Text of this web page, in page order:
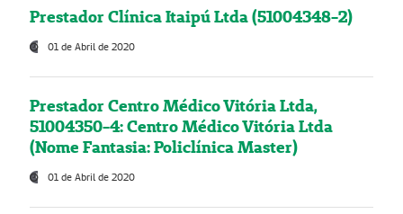
Prestador Clínica Itaipú Ltda (51004348-2)
01 de Abril de 2020
Prestador Centro Médico Vitória Ltda,
51004350-4: Centro Médico Vitória Ltda
(Nome Fantasia: Policlínica Master)
01 de Abril de 2020